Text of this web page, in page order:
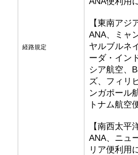
経路規定
【東南アジ
ANA、ミャ
ヤルブルネ
ーダ・イン
シア航空、
ズ、フィリ
ンガポール
トナム航空
【南西太平
ANA、ニュ
リア便利用